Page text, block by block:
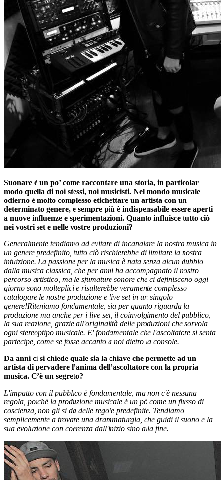
Suonare è un po’ come raccontare una storia, in particolar
modo quella di noi stessi, noi musicisti. Nel mondo musicale
odierno è molto complesso etichettare un artista con un
determinato genere, e sempre più è indispensabile essere aperti
a nuove influenze e sperimentazioni. Quanto influisce tutto ciò
nei vostri set e nelle vostre produzioni?
Generalmente tendiamo ad evitare di incanalare la nostra musica in
un genere predefinito, tutto ciò rischierebbe di limitare la nostra
intuizione. La passione per la musica è nata senza alcun dubbio
dalla musica classica, che per anni ha accompagnato il nostro
percorso artistico, ma le sfumature sonore che ci definiscono oggi
giorno sono molteplici e risulterebbe veramente complesso
catalogare le nostre produzione e live set in un singolo
genere!Riteniamo fondamentale, sia per quanto riguarda la
produzione ma anche per i live set, il coinvolgimento del pubblico,
la sua reazione, grazie all'originalità delle produzioni che sorvola
ogni stereoptipo musicale. E' fondamentale che l'ascoltatore si senta
partecipe, come se fosse accanto a noi dietro la console.
Da anni ci si chiede quale sia la chiave che permette ad un
artista di pervadere l’anima dell’ascoltatore con la propria
musica. C’è un segreto?
L'impatto con il pubblico è fondamentale, ma non c'è nessuna
regola, poichè la produzione musicale è un pò come un flusso di
coscienza, non gli si da delle regole predefinite. Tendiamo
semplicemente a trovare una drammaturgia, che guidi il suono e la
sua evoluzione con coerenza dall'inizio sino alla fine.